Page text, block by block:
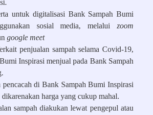
untuk digitalisasi Bank Sampah Bumi
sosial media, melalui zoom
google meet
penjualan sampah selama Covid-19,
Inspirasi menjual pada Bank Sampah
pencacah di Bank Sampah Bumi Inspirasi
dikarenakan harga yang cukup mahal.
sampah diakukan lewat pengepul atau